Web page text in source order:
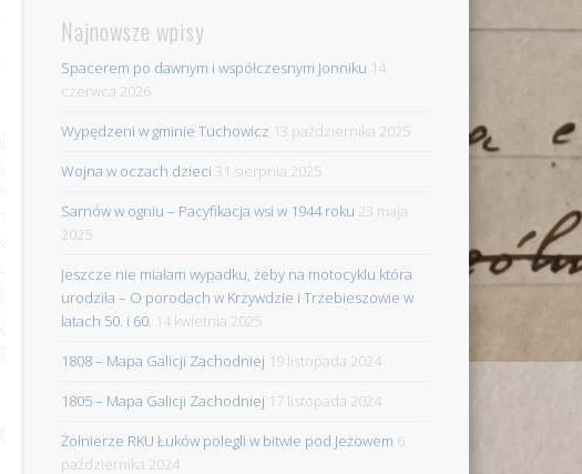
Najnowsze wpisy
Spacerem po dawnym i współczesnym Jonniku 14
czerwca 2026
Wypędzeni w gminie Tuchowicz 13 października 2025
Wojna w oczach dzieci 31 sierpnia 2025
Sarnów w ogniu – Pacyfikacja wsi w 1944 roku 23 maja
2025
Jeszcze nie miałam wypadku, żeby na motocyklu która
urodziła – O porodach w Krzywdzie i Trzebieszowie w
latach 50. i 60. 14 kwietnia 2025
1808 – Mapa Galicji Zachodniej 19 listopada 2024
1805 – Mapa Galicji Zachodniej 17 listopada 2024
Żołnierze RKU Łuków polegli w bitwie pod Jeżowem 6
października 2024